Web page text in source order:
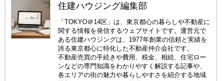
住建ハウジング編集部
「TOKYO＠14区」は、東京都心の暮らしや不動産に
関する情報を発信するウェブサイトです。運営元で
ある住建ハウジングは、1977年創業の信頼と実績を
誇る東京都心に特化した不動産仲介会社です。
不動産売買の手続きや費用、税金、相続、住宅ロー
ンなどの専門知識をわかりやすく解説する記事や、
各エリアの街の魅力や暮らしやすさを紹介する地域